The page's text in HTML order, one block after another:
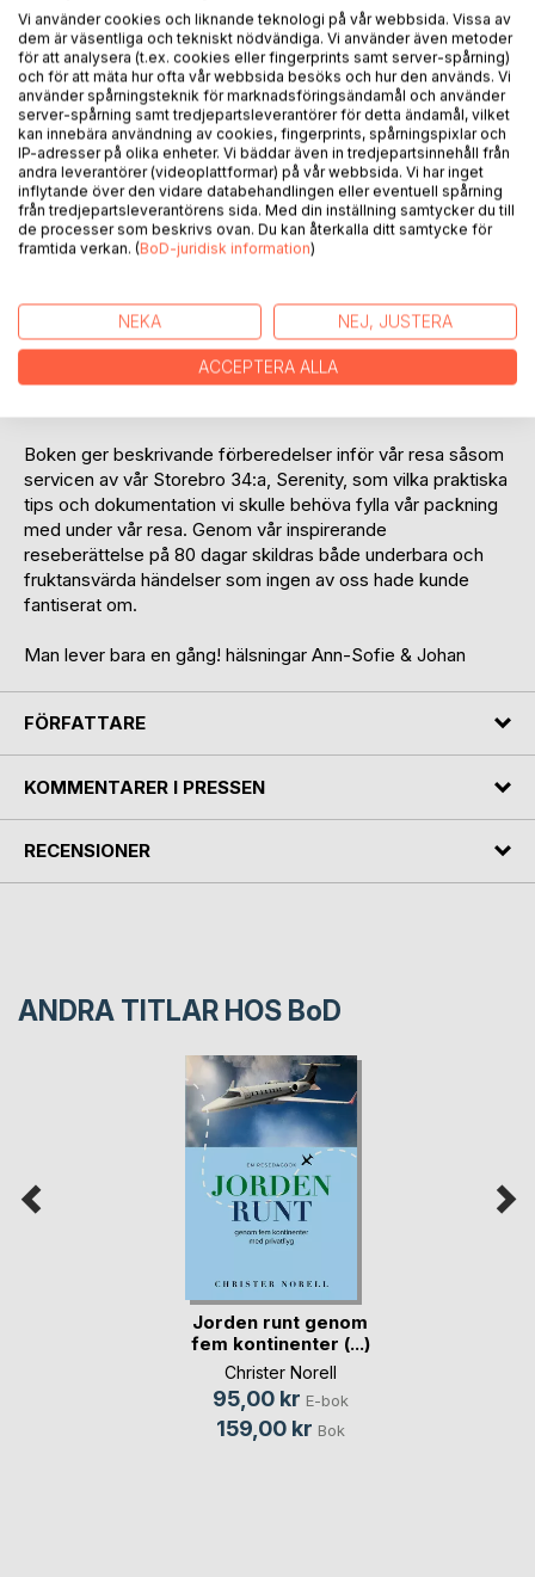
BESKRIVNING
Tanken av att få njuta av livet på heltid i båten är en
fantastisk känsla! En sorts verklighet som faktiskt kunde bli
vår och som nu äntligen skulle bli av.
Efter vår resa runt Sverige från sydöstra Blekinge via Göta
Hur svårt kunde det vara egentligen?! Sagt och gjort, på
våren 2018 flyttade vi in i Serenity på heltid och strax efter
midsommar gav vi oss av på en resa söderut. Våra tankar
om att ta oss med S/Y SRC Serenity på kanalerna genom
Boken ger beskrivande förberedelser inför vår resa såsom
servicen av vår Storebro 34:a, Serenity, som vilka praktiska
tips och dokumentation vi skulle behöva fylla vår packning
med under vår resa. Genom vår inspirerande
reseberättelse på 80 dagar skildras både underbara och
fruktansvärda händelser som ingen av oss hade kunde
fantiserat om.
Man lever bara en gång! hälsningar Ann-Sofie & Johan
FÖRFATTARE
KOMMENTARER I PRESSEN
RECENSIONER
ANDRA TITLAR HOS BoD
Jorden runt genom
fem kontinenter (...)
Christer Norell
95,00 kr E-bok
159,00 kr Bok
Vi använder cookies och liknande teknologi på vår webbsida. Vissa av
dem är väsentliga och tekniskt nödvändiga. Vi använder även metoder
för att analysera (t.ex. cookies eller fingerprints samt server-spårning)
och för att mäta hur ofta vår webbsida besöks och hur den används. Vi
använder spårningsteknik för marknadsföringsändamål och använder
server-spårning samt tredjepartsleverantörer för detta ändamål, vilket
kan innebära användning av cookies, fingerprints, spårningspixlar och
IP-adresser på olika enheter. Vi bäddar även in tredjepartsinnehåll från
andra leverantörer (videoplattformar) på vår webbsida. Vi har inget
inflytande över den vidare databehandlingen eller eventuell spårning
från tredjepartsleverantörens sida. Med din inställning samtycker du till
de processer som beskrivs ovan. Du kan återkalla ditt samtycke för
framtida verkan. (BoD-juridisk information)
NEKA NEJ, JUSTERA
ACCEPTERA ALLA